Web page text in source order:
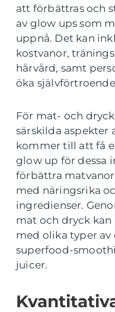
att förbättras och
av glow ups som
uppnå. Det kan
kostvanor,
hårvård, samt
öka
För mat- och
särskilda aspekter
kommer till att få
glow up för dessa
förbättra
med näringsrika
ingredienser.
mat och dryck kan
med olika typer
superfood-
juicer.